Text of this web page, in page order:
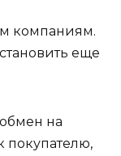
компаниям.
еще
на
покупателю,